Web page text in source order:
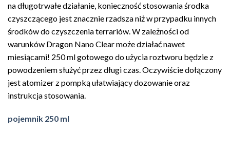
na długotrwałe działanie, konieczność stosowania środka
czyszczącego jest znacznie rzadsza niż w przypadku innych
środków do czyszczenia terrariów. W zależności od
warunków Dragon Nano Clear może działać nawet
miesiącami! 250 ml gotowego do użycia roztworu będzie z
powodzeniem służyć przez długi czas. Oczywiście dołączony
jest atomizer z pompką ułatwiający dozowanie oraz
instrukcja stosowania.
pojemnik 250 ml